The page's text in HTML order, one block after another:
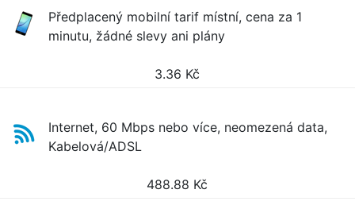
Předplacený mobilní tarif místní, cena za 1
minutu, žádné slevy ani plány
3.36 Kč
Internet, 60 Mbps nebo více, neomezená data,
Kabelová/ADSL
488.88 Kč